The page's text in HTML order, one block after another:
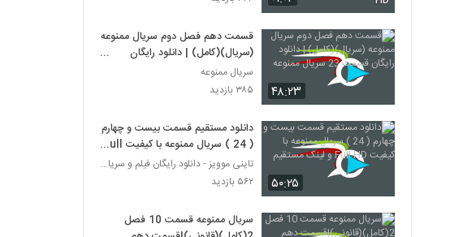
۴۸:۲۳
قسمت دهم فصل دوم سریال ممنوعه
(سریال)(کامل) | دانلود رایگان
قسمت 23 سریال ممنوعه
سریال ممنوعه
۳۸۵ بازدید
۵۰:۲۵
دانلود مستقیم قسمت بیست و چهارم
( 24 ) سریال ممنوعه با کیفیت Full
HD و لینک مستقیم
تاینی موویز - دانلود رایگان فیلم و سریال ایرانی جد
۵۶۲ بازدید
سریال ممنوعه قسمت 10 فصل